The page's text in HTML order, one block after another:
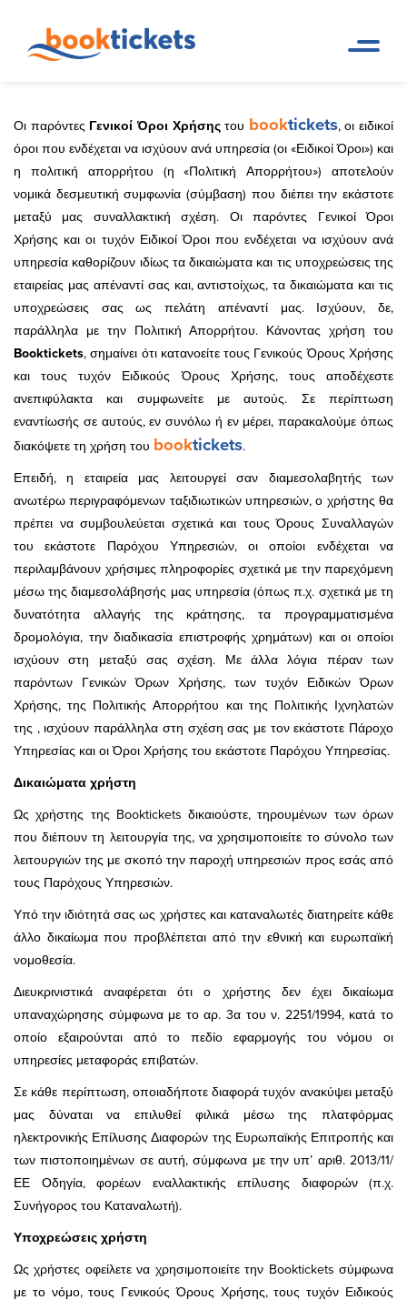
Όροι & Προϋποθέσεις
Οι παρόντες Γενικοί Όροι Χρήσηςτου booktickets, οι ειδικοί
όροι που ενδέχεται να ισχύουν ανά υπηρεσία (οι «Ειδικοί Όροι») και
η πολιτική απορρήτου (η «Πολιτική Απορρήτου») αποτελούν
νομικά δεσμευτική συμφωνία (σύμβαση) που διέπει την εκάστοτε
μεταξύ μας συναλλακτική σχέση. Οι παρόντες Γενικοί Όροι
Χρήσης και οι τυχόν Ειδικοί Όροι που ενδέχεται να ισχύουν ανά
υπηρεσία καθορίζουν ιδίως τα δικαιώματα και τις υποχρεώσεις της
εταιρείας μας απέναντί σας και, αντιστοίχως, τα δικαιώματα και τις
υποχρεώσεις σας ως πελάτη απέναντί μας. Ισχύουν, δε,
παράλληλα με την Πολιτική Απορρήτου. Κάνοντας χρήση του
Booktickets, σημαίνει ότι κατανοείτε τους Γενικούς Όρους Χρήσης
και τους τυχόν Ειδικούς Όρους Χρήσης, τους αποδέχεστε
ανεπιφύλακτα και συμφωνείτε με αυτούς. Σε περίπτωση
εναντίωσής σε αυτούς, εν συνόλω ή εν μέρει, παρακαλούμε όπως
διακόψετε τη χρήση του booktickets.
Επειδή, η εταιρεία μας λειτουργεί σαν διαμεσολαβητής των
ανωτέρω περιγραφόμενων ταξιδιωτικών υπηρεσιών, ο χρήστης θα
πρέπει να συμβουλεύεται σχετικά και τους Όρους Συναλλαγών
του εκάστοτε Παρόχου Υπηρεσιών, οι οποίοι ενδέχεται να
περιλαμβάνουν χρήσιμες πληροφορίες σχετικά με την παρεχόμενη
μέσω της διαμεσολάβησής μας υπηρεσία (όπως π.χ. σχετικά με τη
δυνατότητα αλλαγής της κράτησης, τα προγραμματισμένα
δρομολόγια, την διαδικασία επιστροφής χρημάτων) και οι οποίοι
ισχύουν στη μεταξύ σας σχέση. Με άλλα λόγια πέραν των
παρόντων Γενικών Όρων Χρήσης, των τυχόν Ειδικών Όρων
Χρήσης, της Πολιτικής Απορρήτου και της Πολιτικής Ιχνηλατών
της , ισχύουν παράλληλα στη σχέση σας με τον εκάστοτε Πάροχο
Υπηρεσίας και οι Όροι Χρήσης του εκάστοτε Παρόχου Υπηρεσίας.
Δικαιώματα χρήστη
Ως χρήστης της Booktickets δικαιούστε, τηρουμένων των όρων
που διέπουν τη λειτουργία της, να χρησιμοποιείτε το σύνολο των
λειτουργιών της με σκοπό την παροχή υπηρεσιών προς εσάς από
τους Παρόχους Υπηρεσιών.
Υπό την ιδιότητά σας ως χρήστες και καταναλωτές διατηρείτε κάθε
άλλο δικαίωμα που προβλέπεται από την εθνική και ευρωπαϊκή
νομοθεσία.
Διευκρινιστικά αναφέρεται ότι ο χρήστης δεν έχει δικαίωμα
υπαναχώρησης σύμφωνα με το αρ. 3α του ν. 2251/1994, κατά το
οποίο εξαιρούνται από το πεδίο εφαρμογής του νόμου οι
υπηρεσίες μεταφοράς επιβατών.
Σε κάθε περίπτωση, οποιαδήποτε διαφορά τυχόν ανακύψει μεταξύ
μας δύναται να επιλυθεί φιλικά μέσω της πλατφόρμας
ηλεκτρονικής Επίλυσης Διαφορών της Ευρωπαϊκής Επιτροπής και
των πιστοποιημένων σε αυτή, σύμφωνα με την υπ’ αριθ. 2013/11/
ΕΕ Οδηγία, φορέων εναλλακτικής επίλυσης διαφορών (π.χ.
Συνήγορος του Καταναλωτή).
Υποχρεώσεις χρήστη
Ως χρήστες οφείλετε να χρησιμοποιείτε την Booktickets σύμφωνα
με το νόμο, τους Γενικούς Όρους Χρήσης, τους τυχόν Ειδικούς